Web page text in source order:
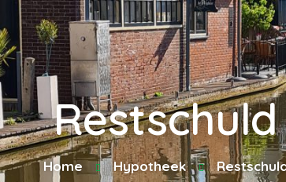
Restschuld
Home Hypotheek